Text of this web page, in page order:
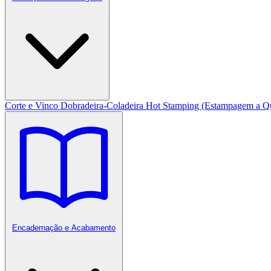
Corte e Vinco Dobradeira-Coladeira Hot Stamping (Estampagem a
Encadernação e Acabamento